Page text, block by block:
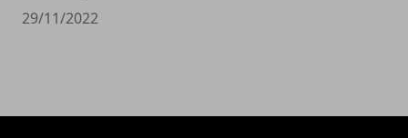
29/11/2022